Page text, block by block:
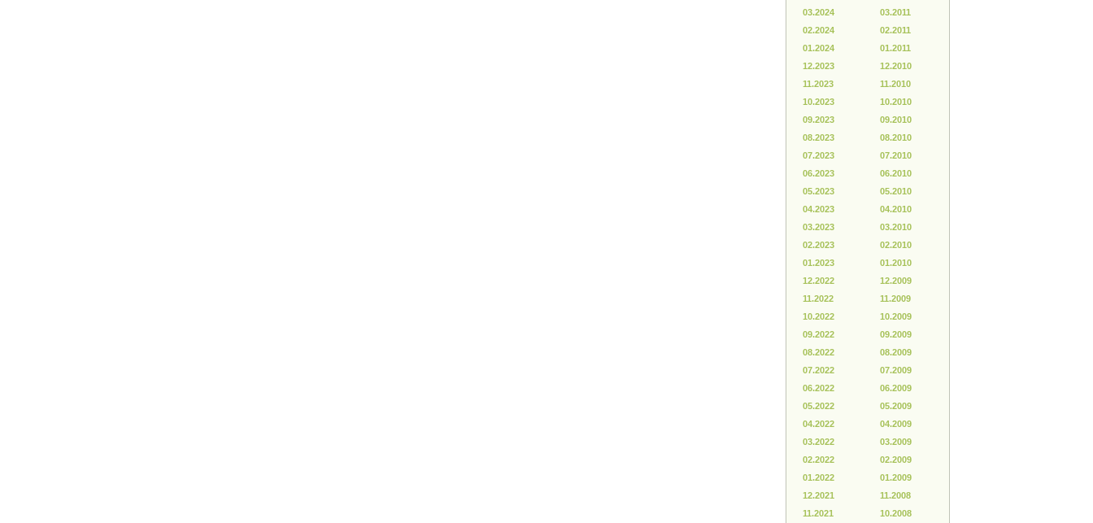
03.2024
02.2024
01.2024
12.2023
11.2023
10.2023
09.2023
08.2023
07.2023
06.2023
05.2023
04.2023
03.2023
02.2023
01.2023
12.2022
11.2022
10.2022
09.2022
08.2022
07.2022
06.2022
05.2022
04.2022
03.2022
02.2022
01.2022
12.2021
11.2021
03.2011
02.2011
01.2011
12.2010
11.2010
10.2010
09.2010
08.2010
07.2010
06.2010
05.2010
04.2010
03.2010
02.2010
01.2010
12.2009
11.2009
10.2009
09.2009
08.2009
07.2009
06.2009
05.2009
04.2009
03.2009
02.2009
01.2009
11.2008
10.2008